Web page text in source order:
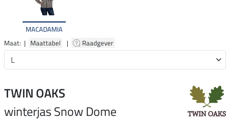
MACADAMIA
Maat: | Maattabel | Raadgever
TWIN OAKS
winterjas Snow Dome